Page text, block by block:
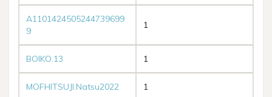
A1101424505244739699
9
1
BOIKO.13 1
MOFHITSUJI.Natsu2022 1